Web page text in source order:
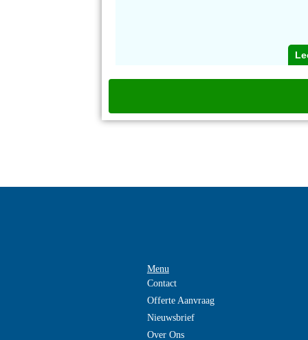
Menu
Contact
Offerte Aanvraag
Nieuwsbrief
Over Ons